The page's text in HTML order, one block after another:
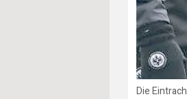
Die